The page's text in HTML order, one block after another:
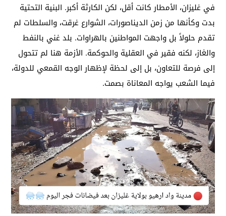
في غليزان، الأمطار كانت أقل، لكن الكارثة أكبر. البنية التحتية
بدت وكأنها من زمن الديناصورات، الشوارع غرقت، والسلطات لم
تقدم حلولاً بل واجهت المواطنين بالهراوات. بلد غني بالنفط
والغاز، لكنه فقير في العقلية والحوكمة. الأزمة هنا لم تتحول
إلى فرصة للتعاون، بل إلى لحظة لإظهار الوجه القمعي للدولة،
فيما الشعب يواجه المعاناة بصمت.